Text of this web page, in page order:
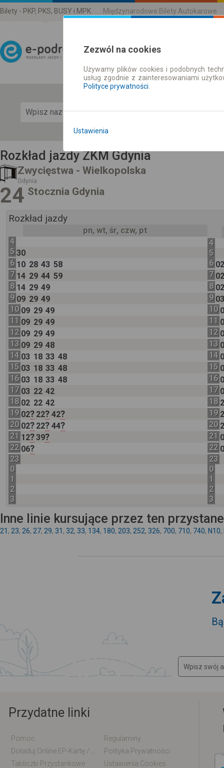
Bilety - PKP, PKS, BUSY i MPK Międzynarodowe Bilety Autokarowe
Rozkład Jazdy | Bilety
Rozkład jazdy ZKM Gdynia
Zwycięstwa - Wielkopolska
Gdynia
24 Stocznia Gdynia
Rozkład jazdy
pn, wt, śr, czw, pt
4
5 30
6 10 28 43 58
7 14 29 44 59
8 14 29 49
9 09 29 49
10 09 29 49
11 09 29 49
12 09 29 49
13 09 29 48
14 03 18 33 48
15 03 18 33 48
16 03 18 33 48
17 03 22 42
18 02 22 42
19 02? 22? 42?
20 02? 22? 44?
21 12?39?
22 06?
23
0
1
2
3
4
5
6
7
8
9
10
11
12
13
14
15
16
17
18
19
20
21
22
23
0
1
2
3
Inne linie kursujące przez ten
21 , 23, 26, 27, 29, 31 , 32, 33, 134, 180, 203, 252, 326, 700, 710, 740, N10,
Przydatne linki
Pomoc
Regulaminy
Polityka Prywatności
Tabliczki Przystankowe
Ustawienia Cookies
Zezwól na cookies
Używamy plików cookies i podobnych
usług zgodnie z zainteresowaniami
Polityce prywatności
Ustawienia